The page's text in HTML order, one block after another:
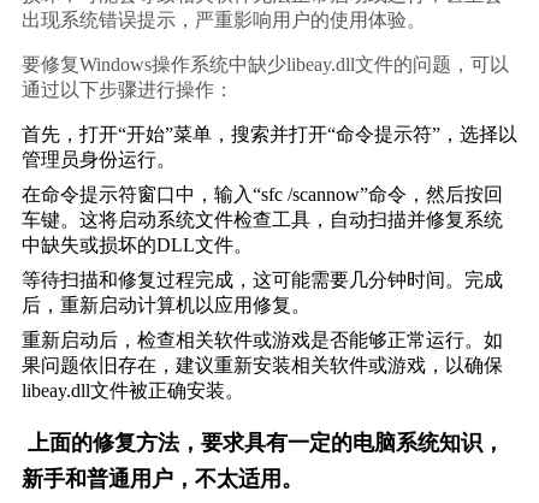
出现系统错误提示，严重影响用户的使用体验。
要修复Windows操作系统中缺少libeay.dll文件的问题，可以
通过以下步骤进行操作：
首先，打开“开始”菜单，搜索并打开“命令提示符”，选择以
管理员身份运行。
在命令提示符窗口中，输入“sfc /scannow”命令，然后按回
车键。这将启动系统文件检查工具，自动扫描并修复系统
中缺失或损坏的DLL文件。
等待扫描和修复过程完成，这可能需要几分钟时间。完成
后，重新启动计算机以应用修复。
重新启动后，检查相关软件或游戏是否能够正常运行。如
果问题依旧存在，建议重新安装相关软件或游戏，以确保
libeay.dll文件被正确安装。
上面的修复方法，要求具有一定的电脑系统知识，
新手和普通用户，不太适用。